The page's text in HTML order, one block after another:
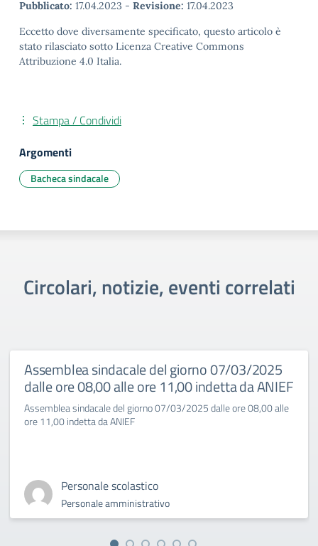
Pubblicato: 17.04.2023 - Revisione: 17.04.2023
Eccetto dove diversamente specificato, questo articolo è
stato rilasciato sotto Licenza Creative Commons
Attribuzione 4.0 Italia.
Stampa / Condividi
Argomenti
Bacheca sindacale
Circolari, notizie, eventi correlati
Assemblea sindacale del giorno 07/03/2025
dalle ore 08,00 alle ore 11,00 indetta da ANIEF
Assemblea sindacale del giorno 07/03/2025 dalle ore 08,00 alle
ore 11,00 indetta da ANIEF
Personale scolastico
Personale amministrativo